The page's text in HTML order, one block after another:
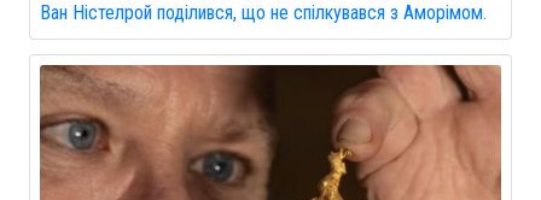
Ван Ністелрой поділився, що не спілкувався з Аморімом.